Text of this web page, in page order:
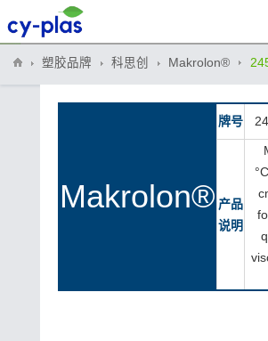
塑胶品牌 科思创 Makrolon®
Makrolon®
牌号
产品
说明